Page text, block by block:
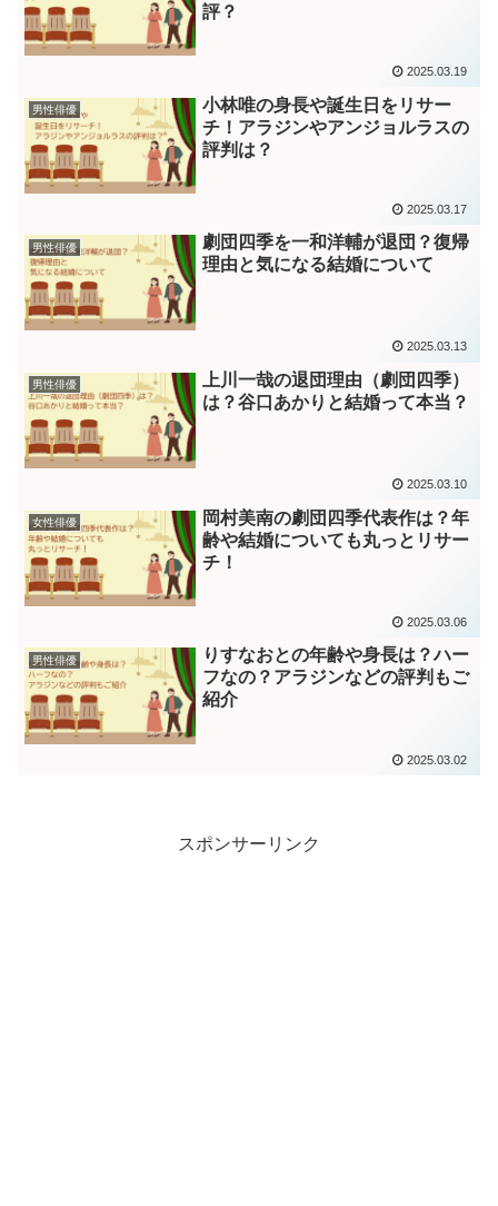
評？
2025.03.19
男性俳優
小林唯の身長や誕生日をリサー
チ！アラジンやアンジョルラスの
評判は？
2025.03.17
男性俳優
劇団四季を一和洋輔が退団？復帰
理由と気になる結婚について
2025.03.13
男性俳優
上川一哉の退団理由（劇団四季）
は？谷口あかりと結婚って本当？
2025.03.10
女性俳優
岡村美南の劇団四季代表作は？年
齢や結婚についても丸っとリサー
チ！
2025.03.06
男性俳優
りすなおとの年齢や身長は？ハー
フなの？アラジンなどの評判もご
紹介
2025.03.02
スポンサーリンク